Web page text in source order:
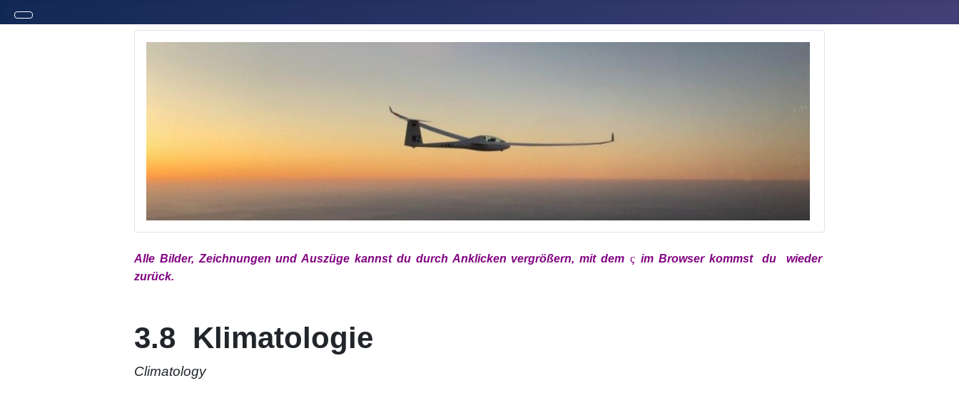
Alle Bilder, Zeichnungen und Auszüge kannst du durch Anklicken vergrößern, mitdem xç xim Browser kommst du wieder
zurück.
3.8 Klimatologie
Climatology